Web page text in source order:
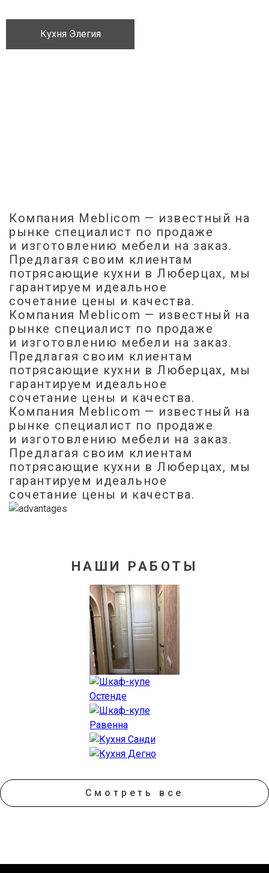
Кухня Элегия
Компания Meblicom — известный на
рынке специалист по продаже
и изготовлению мебели на заказ.
Предлагая своим клиентам
потрясающие кухни в Люберцах, мы
гарантируем идеальное
сочетание цены и качества.
Компания Meblicom — известный на
рынке специалист по продаже
и изготовлению мебели на заказ.
Предлагая своим клиентам
потрясающие кухни в Люберцах, мы
гарантируем идеальное
сочетание цены и качества.
Компания Meblicom — известный на
рынке специалист по продаже
и изготовлению мебели на заказ.
Предлагая своим клиентам
потрясающие кухни в Люберцах, мы
гарантируем идеальное
сочетание цены и качества.
НАШИ РАБОТЫ
Смотреть все